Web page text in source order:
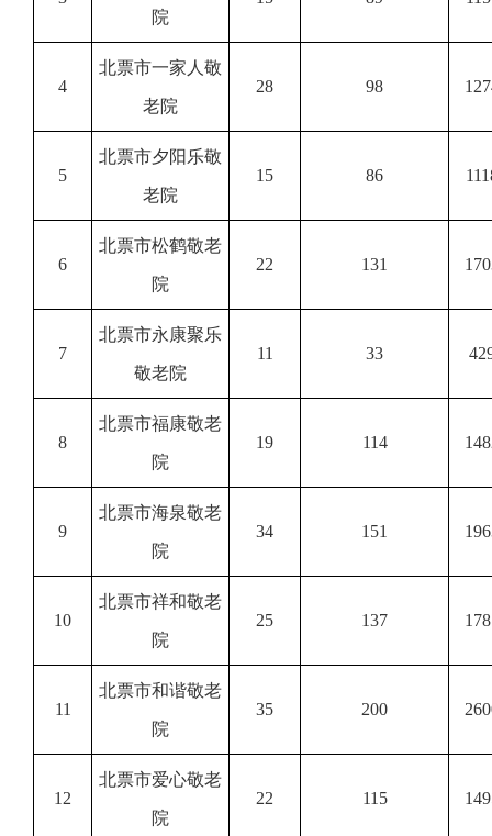
院
4
北票市一家人敬
老院
28 98
5
北票市夕阳乐敬
老院
15 86
6
北票市松鹤敬老
院
22 131
7
北票市永康聚乐
敬老院
11 33
8
北票市福康敬老
院
19 114
9
北票市海泉敬老
院
34 151
10
北票市祥和敬老
院
25 137
11
北票市和谐敬老
院
35 200
12
北票市爱心敬老
院
22 115